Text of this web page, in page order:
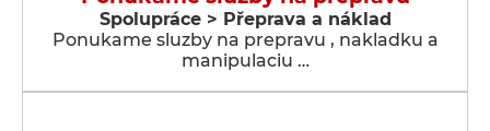
Spolupráce > Přeprava a náklad
Ponukame sluzby na prepravu , nakladku a
manipulaciu …